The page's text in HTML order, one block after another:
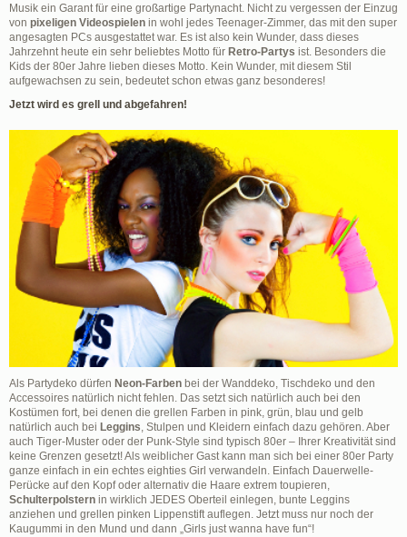
Musik ein Garant für eine großartige Partynacht. Nicht zu vergessen der Einzug
von pixeligen Videospielen in wohl jedes Teenager-Zimmer, das mit den super
angesagten PCs ausgestattet war. Es ist also kein Wunder, dass dieses
Jahrzehnt heute ein sehr beliebtes Motto für Retro-Partys ist. Besonders die
Kids der 80er Jahre lieben dieses Motto. Kein Wunder, mit diesem Stil
aufgewachsen zu sein, bedeutet schon etwas ganz besonderes!
Jetzt wird es grell und abgefahren!
Als Partydeko dürfen Neon-Farben bei der Wanddeko, Tischdeko und den
Accessoires natürlich nicht fehlen. Das setzt sich natürlich auch bei den
Kostümen fort, bei denen die grellen Farben in pink, grün, blau und gelb
natürlich auch bei Leggins, Stulpen und Kleidern einfach dazu gehören. Aber
auch Tiger-Muster oder der Punk-Style sind typisch 80er – Ihrer Kreativität sind
keine Grenzen gesetzt! Als weiblicher Gast kann man sich bei einer 80er Party
ganze einfach in ein echtes eighties Girl verwandeln. Einfach Dauerwelle-
Perücke auf den Kopf oder alternativ die Haare extrem toupieren,
Schulterpolstern in wirklich JEDES Oberteil einlegen, bunte Leggins
anziehen und grellen pinken Lippenstift auflegen. Jetzt muss nur noch der
Kaugummi in den Mund und dann „Girls just wanna have fun“!